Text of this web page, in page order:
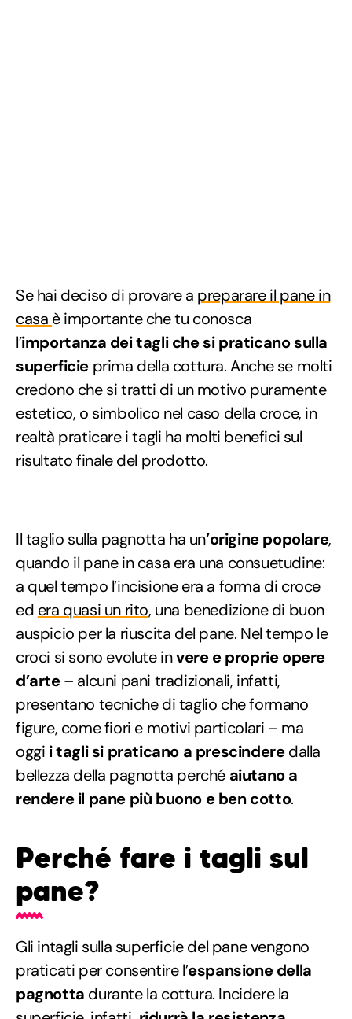
Se hai deciso di provare a preparare il pane in
casa è importante che tu conosca
l’importanza dei tagli che si praticano sulla
superficie prima della cottura. Anche se molti
credono che si tratti di un motivo puramente
estetico, o simbolico nel caso della croce, in
realtà praticare i tagli ha molti benefici sul
risultato finale del prodotto.
Il taglio sulla pagnotta ha un’origine popolare,
quando il pane in casa era una consuetudine:
a quel tempo l’incisione era a forma di croce
ed era quasi un rito, una benedizione di buon
auspicio per la riuscita del pane. Nel tempo le
croci si sono evolute invere e proprie opere
d’arte– alcuni pani tradizionali, infatti,
presentano tecniche di taglio che formano
figure, come fiori e motivi particolari – ma
oggi i tagli si praticano a prescinderedalla
bellezza della pagnotta perché aiutano a
rendere il pane più buono e ben cotto.
Perché fare i tagli sul
pane?
Gli intagli sulla superficie del pane vengono
praticati per consentire l’espansione della
pagnotta durante la cottura. Incidere la